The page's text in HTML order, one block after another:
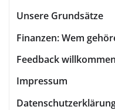
Unsere Grundsätze
Finanzen: Wem
Feedback willkommen
Impressum